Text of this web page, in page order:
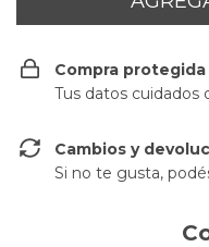
Compra protegida
Tus datos cuidados
Cambios y
Si no te gusta,